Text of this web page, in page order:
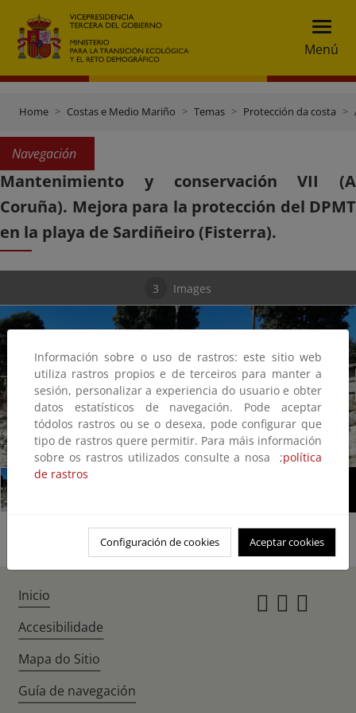
Menú
Home Costas e Medio Mariño Temas Protección da costa
Navegación
Mantenimiento y conservación VII (A
Coruña). Mejora para la protección del DPMT
en la playa de Sardiñeiro (Fisterra).
3 Images
1/3
Información sobre o uso de rastros: este sitio web
utiliza rastros propios e de terceiros para manter a
sesión, personalizar a experiencia do usuario e obter
datos estatísticos de navegación. Pode aceptar
tódolos rastros ou se o desexa, pode configurar que
tipo de rastros quere permitir. Para máis información
sobre os rastros utilizados consulte a nosa ;política
de rastros
Configuración de cookies Aceptar cookies
Inicio
Accesibilidade
Mapa do Sitio
Guía de navegación